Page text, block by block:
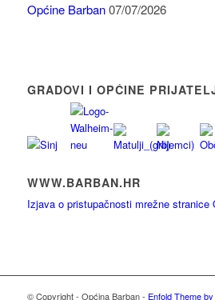
Općine Barban 07/07/2026
GRADOVI I OPĆINE
WWW.BARBAN.HR
Izjava o pristupačnosti mrežne stranice
© Copyright - Općina Barban - Enfold Theme